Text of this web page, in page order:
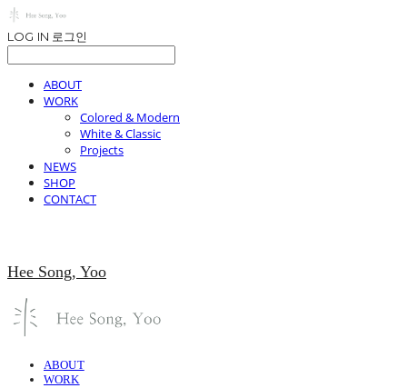
LOG IN 로그인
ABOUT
WORK
Colored & Modern
White & Classic
Projects
NEWS
SHOP
CONTACT
Hee Song, Yoo
ABOUT
WORK